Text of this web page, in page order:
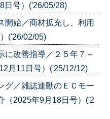
日号）('26/05/28)
開始／商材拡充し、利用
('26/02/05)
に改善指導／２５年７～
月11日号）('25/12/12)
／雑誌連動のＥＣモー
（2025年9月18日号）('2